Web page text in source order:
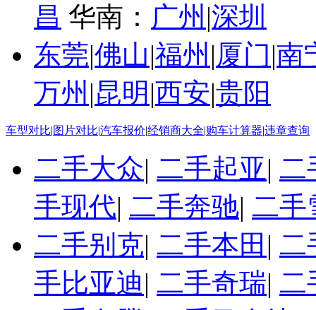
昌 华南： 广州 |深圳
东莞|佛山|福州 |厦门|南
万州 |昆明 |西安|贵阳
车型对比|图片对比|汽车报价|经销商大全|购车计算器|违章查询
二手大众| 二手起亚| 二
手现代| 二手奔驰| 二手
二手别克| 二手本田 | 二
手比亚迪| 二手奇瑞| 二